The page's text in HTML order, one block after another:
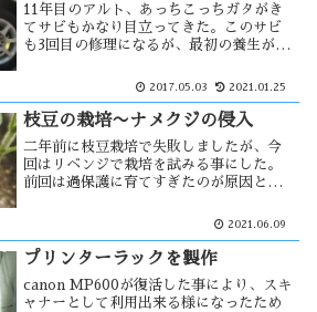
11年目のアルト、あっちこっちガタがき
てサビもかなり目立ってきた。このサビ
も3回目の修理になるが、最初の養生が悪
の仕事なので作業が雑な面もある。今回
を使う。しかし、それによってボディ
2017.05.03 2021.01.25
枝豆の栽培〜ナメクジの侵入
二年前に枝豆栽培で失敗しましたが、今
回はリベンジで栽培を試みる事にした。
前回は過保護に育てすぎたのが原因と思
しようと思った。しかし能代の気温はま
な中、食害が発生。その痕跡からナメク
2021.06.09
プリンターラックを製作
canon MP600が復活した事により、スキ
ャナーとして利用出来る様になったため